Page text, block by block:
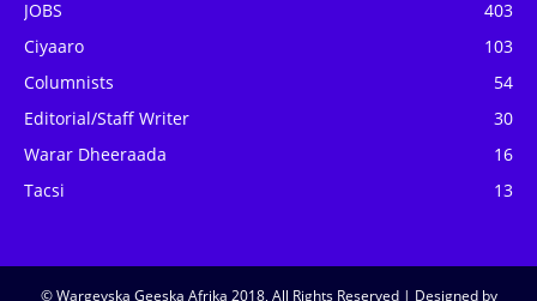
JOBS
403
Ciyaaro
103
Columnists
54
Editorial/Staff Writer
30
Warar Dheeraada
16
Tacsi
13
© Wargeyska Geeska Afrika 2018, All Rights Reserved | Designed by